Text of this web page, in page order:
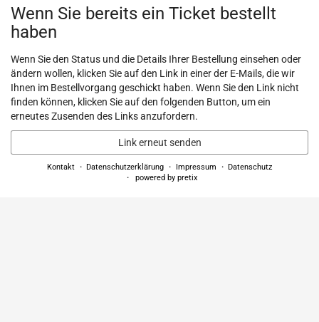
Wenn Sie bereits ein Ticket bestellt
haben
Wenn Sie den Status und die Details Ihrer Bestellung einsehen oder
ändern wollen, klicken Sie auf den Link in einer der E-Mails, die wir
Ihnen im Bestellvorgang geschickt haben. Wenn Sie den Link nicht
finden können, klicken Sie auf den folgenden Button, um ein
erneutes Zusenden des Links anzufordern.
Link erneut senden
Kontakt Datenschutzerklärung Impressum
Datenschutz
powered by pretix